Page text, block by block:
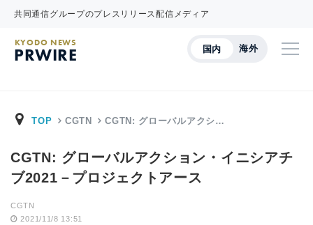
共同通信グループのプレスリリース配信メディア
国内 海外
KYODO NEWS
PRWIRE
TOP CGTN CGTN: グローバルアクシ…
CGTN: グローバルアクション・イニシアチ
ブ2021－プロジェクトアース
CGTN
2021/11/8 13:51